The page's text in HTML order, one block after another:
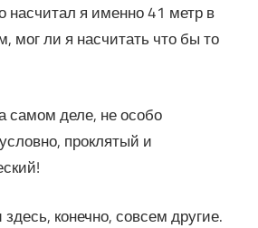
насчитал я именно 41 метр в
мог ли я насчитать что бы то
самом деле, не особо
проклятый и
конечно, совсем другие.